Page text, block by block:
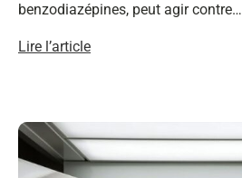
benzodiazépines, peut agir contre…
Lire l’article